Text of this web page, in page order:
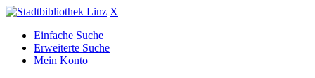
X
Einfache Suche
Erweiterte Suche
Mein Konto